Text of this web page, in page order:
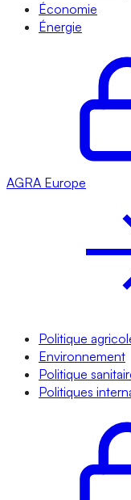
Économie
Énergie
AGRA Europe
Politique
Environnement
Politique
Politiques